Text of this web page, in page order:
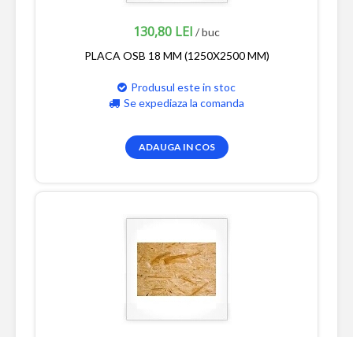
130,80 LEI / buc
PLACA OSB 18 MM (1250X2500 MM)
Produsul este in stoc
Se expediaza la comanda
ADAUGA IN COS